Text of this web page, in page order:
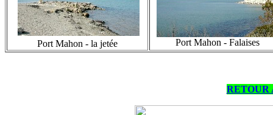
Port Mahon - la jetée Port Mahon - Falaises
RETOUR